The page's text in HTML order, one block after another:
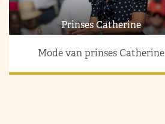
Prinses Catherine
Mode van prinses Catherine